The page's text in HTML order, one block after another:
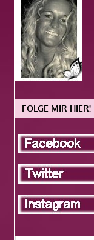
FOLGE MIR HIER!